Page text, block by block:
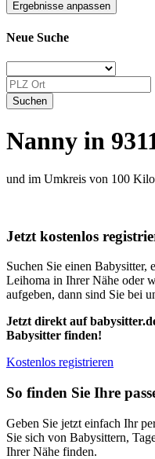
Neue Suche
Nanny in
und im Umkreis von 100
Jetzt kostenlos
Suchen Sie einen Babysitter,
Leihoma in Ihrer Nähe oder
aufgeben, dann sind Sie bei
Jetzt direkt auf
Babysitter finden!
Kostenlos registrieren
So finden Sie Ihre
Geben Sie jetzt einfach Ihr
Sie sich von Babysittern,
Ihrer Nähe finden.